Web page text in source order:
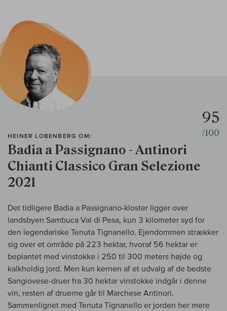
HEINER LOBENBERG OM:
Badia a Passignano - Antinori
Chianti Classico Gran Selezione
2021
95
/100
Det tidligere Badia a Passignano-kloster ligger over
landsbyen Sambuca Val di Pesa, kun 3 kilometer syd for
den legendariske Tenuta Tignanello. Ejendommen strækker
sig over et område på 223 hektar, hvoraf 56 hektar er
beplantet med vinstokke i 250 til 300 meters højde og
kalkholdig jord. Men kun kernen af et udvalg af de bedste
Sangiovese-druer fra 30 hektar vinstokke indgår i denne
vin, resten af druerne går til Marchese Antinori.
Sammenlignet med Tenuta Tignanello er jorden her mere